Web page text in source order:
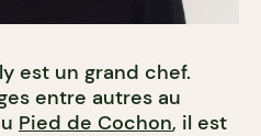
est un grand chef.
entre autres au
Pied de Cochon, il est